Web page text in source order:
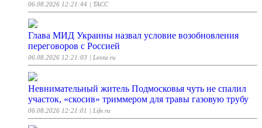
06.08.2026 12:21:44 | ТАСС
Глава МИД Украины назвал условие возобновления
переговоров с Россией
06.08.2026 12:21:03 | Lenta.ru
Невнимательный житель Подмосковья чуть не спалил
участок, «скосив» триммером для травы газовую трубу
06.08.2026 12:21:01 | Life.ru